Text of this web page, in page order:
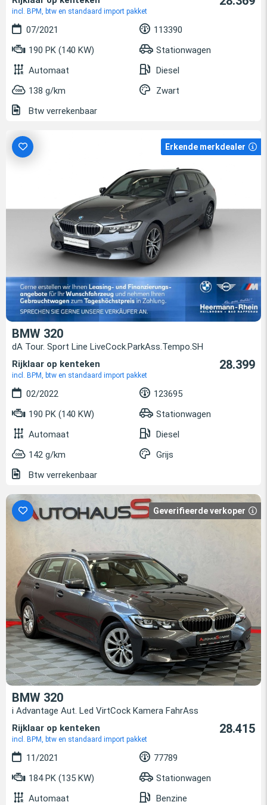
incl. BPM, btw en standaard import pakket
07/2021
113390
190 PK (140 KW)
Stationwagen
Automaat
Diesel
138 g/km
Zwart
Btw verrekenbaar
Erkende merkdealer
BMW 320
dA Tour. Sport Line LiveCock.ParkAss.Tempo.SH
Rijklaar op kenteken
incl. BPM, btw en standaard import pakket
28.399
02/2022
123695
190 PK (140 KW)
Stationwagen
Automaat
Diesel
142 g/km
Grijs
Btw verrekenbaar
Geverifieerde verkoper
BMW 320
i Advantage Aut. Led VirtCock Kamera FahrAss
Rijklaar op kenteken
incl. BPM, btw en standaard import pakket
28.415
11/2021
77789
184 PK (135 KW)
Stationwagen
Automaat
Benzine